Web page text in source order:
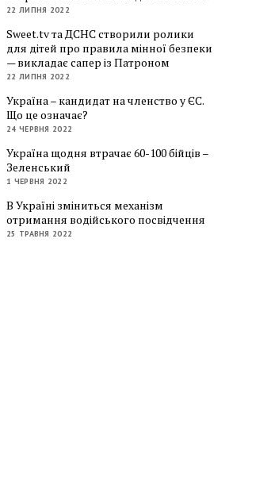
22 ЛИПНЯ 2022
Sweet.tv та ДСНС створили ролики
для дітей про правила мінної безпеки
— викладає сапер із Патроном
22 ЛИПНЯ 2022
Україна – кандидат на членство у ЄС.
Що це означає?
24 ЧЕРВНЯ 2022
Україна щодня втрачає 60-100 бійців –
Зеленський
1 ЧЕРВНЯ 2022
В Україні зміниться механізм
отримання водійського посвідчення
25 ТРАВНЯ 2022